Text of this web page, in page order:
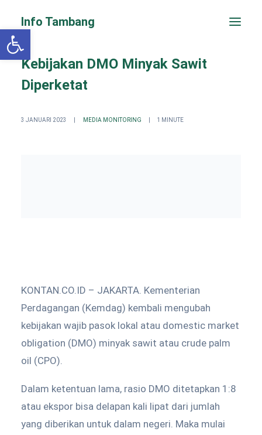
Info Tambang
Kebijakan DMO Minyak Sawit
Diperketat
3 JANUARI 2023 MEDIA MONITORING 1 MINUTE
KONTAN.CO.ID – JAKARTA. Kementerian
Perdagangan (Kemdag) kembali mengubah
kebijakan wajib pasok lokal atau domestic market
obligation (DMO) minyak sawit atau crude palm
oil (CPO).
Dalam ketentuan lama, rasio DMO ditetapkan 1:8
atau ekspor bisa delapan kali lipat dari jumlah
yang diberikan untuk dalam negeri. Maka mulai
Open toolbar